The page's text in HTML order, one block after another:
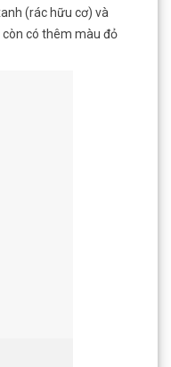
(rác hữu cơ) và
còn có thêm màu đỏ